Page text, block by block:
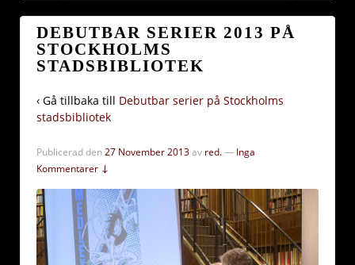
DEBUTBAR SERIER 2013 PÅ
STOCKHOLMS
STADSBIBLIOTEK
‹ Gå tillbaka till Debutbar serier på Stockholms
stadsbibliotek
Publicerad den27 November 2013av red.— Inga
Kommentarer ↓